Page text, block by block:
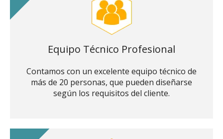
Equipo Técnico Profesional
Contamos con un excelente equipo técnico de
más de 20 personas, que pueden diseñarse
según los requisitos del cliente.